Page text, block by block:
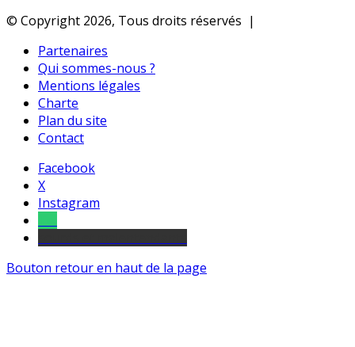
© Copyright 2026, Tous droits réservés |
Partenaires
Qui sommes-nous ?
Mentions légales
Charte
Plan du site
Contact
Facebook
X
Instagram
Bouton retour en haut de la page